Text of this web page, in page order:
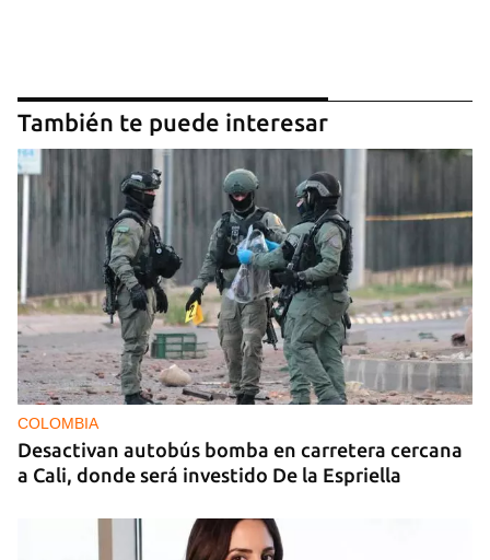
También te puede interesar
COLOMBIA
Desactivan autobús bomba en carretera cercana
a Cali, donde será investido De la Espriella